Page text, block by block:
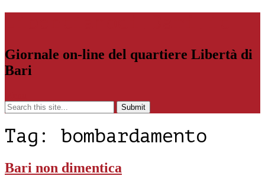
Giornale on-line del quartiere Libertà di
Bari
Tag: bombardamento
Bari non dimentica